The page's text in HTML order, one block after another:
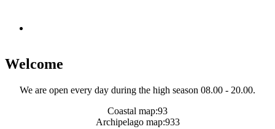
Welcome
We are open every day during the high season 08.00 - 20.00.
Coastal map:93
Archipelago map:933